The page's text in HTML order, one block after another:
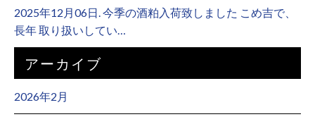
2025年12月06日. 今季の酒粕入荷致しました こめ吉で、
長年 取り扱いしてい…
アーカイブ
2026年2月